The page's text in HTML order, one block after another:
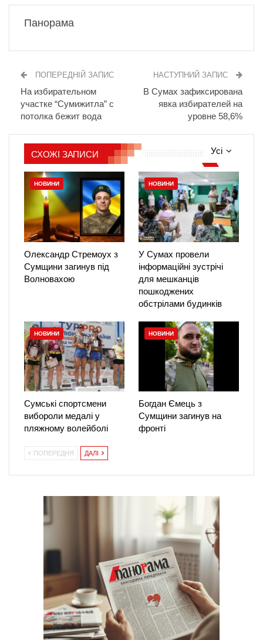
Панорама
ПОПЕРЕДНІЙ ЗАПИС
На избирательном
участке “Сумижитла” с
потолка бежит вода
НАСТУПНИЙ ЗАПИС
В Сумах зафиксирована
явка избирателей на
уровне 58,6%
Усі
СХОЖІ ЗАПИСИ
НОВИНИ
Олександр Стремоух з
Сумщини загинув під
Волновахою
НОВИНИ
У Сумах провели
інформаційні зустрічі
для мешканців
пошкоджених
обстрілами будинків
НОВИНИ
Сумські спортсмени
вибороли медалі у
пляжному волейболі
НОВИНИ
Богдан Ємець з
Сумщини загинув на
фронті
ПОПЕРЕДНЯ ДАЛІ